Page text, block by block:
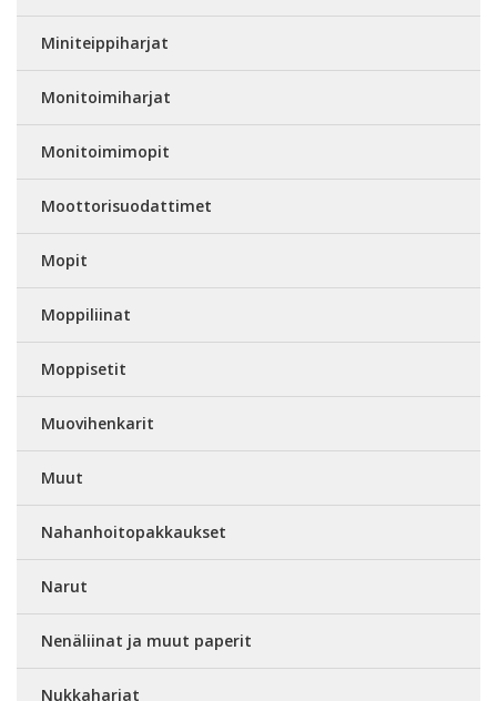
Miniteippiharjat
Monitoimiharjat
Monitoimimopit
Moottorisuodattimet
Mopit
Moppiliinat
Moppisetit
Muovihenkarit
Muut
Nahanhoitopakkaukset
Narut
Nenäliinat ja muut paperit
Nukkaharjat